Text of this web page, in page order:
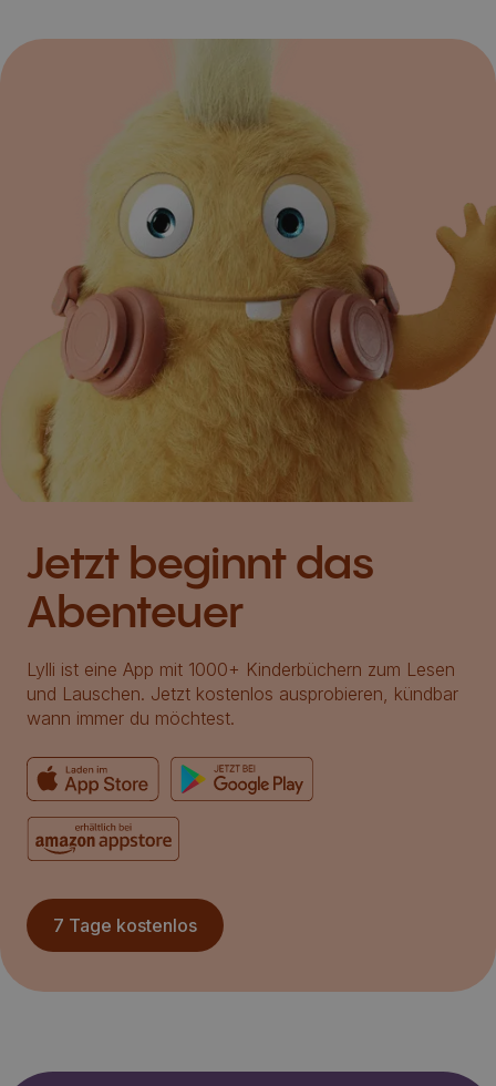
Jetzt beginnt das
Abenteuer
Lylli ist eine App mit 1000+ Kinderbüchern zum Lesen
und Lauschen. Jetzt kostenlos ausprobieren, kündbar
wann immer du möchtest.
7 Tage kostenlos